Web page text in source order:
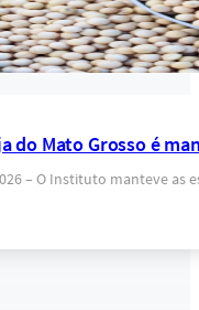
do Mato Grosso é
– O Instituto manteve as